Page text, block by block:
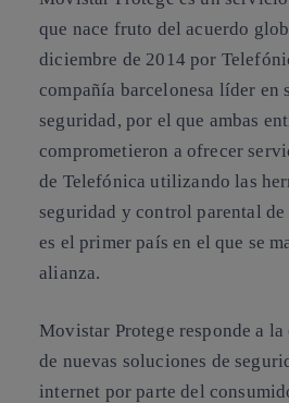
que nace fruto del acuerdo
diciembre de 2014 por
compañía barcelonesa líder en
seguridad, por el que ambas
comprometieron a ofrecer
de Telefónica utilizando las
seguridad y control parental de
es el primer país en el que se
alianza.
Movistar Protege responde a la
de nuevas soluciones de
internet por parte del